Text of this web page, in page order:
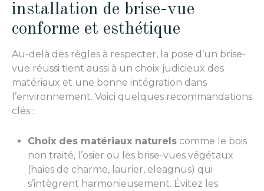
installation de brise-vue
conforme et esthétique
Au-delà des règles à respecter, la pose d’un brise-
vue réussi tient aussi à un choix judicieux des
matériaux et une bonne intégration dans
l’environnement. Voici quelques recommandations
clés :
Choix des matériaux naturels comme le bois
non traité, l’osier ou les brise-vues végétaux
(haies de charme, laurier, eleagnus) qui
s’intègrent harmonieusement. Évitez les